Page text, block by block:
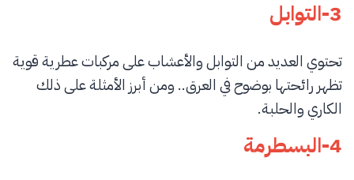
3-التوابل
تحتوي العديد من التوابل والأعشاب على مركبات عطرية قوية
تظهر رائحتها بوضوح في العرق.. ومن أبرز الأمثلة على ذلك
الكاري والحلبة.
4-البسطرمة